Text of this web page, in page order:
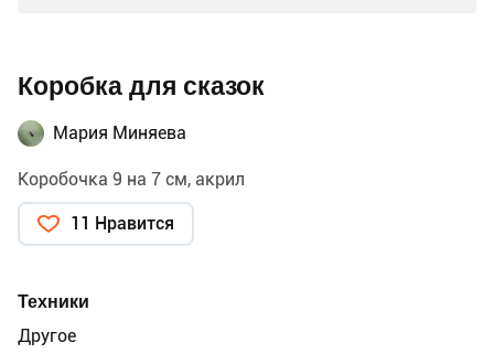
Коробка для сказок
Мария Миняева
Коробочка 9 на 7 см, акрил
11 Нравится
Техники
Другое